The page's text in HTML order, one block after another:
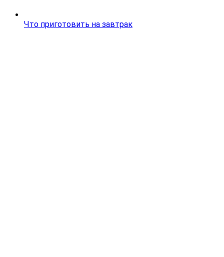
Что приготовить на завтрак